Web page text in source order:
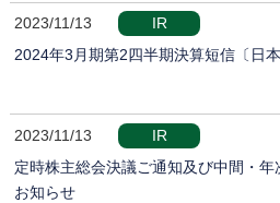
2023/11/13
IR
2024年3月期第2四半期決算短信〔日本
2023/11/13
IR
定時株主総会決議ご通知及び中間・
お知らせ